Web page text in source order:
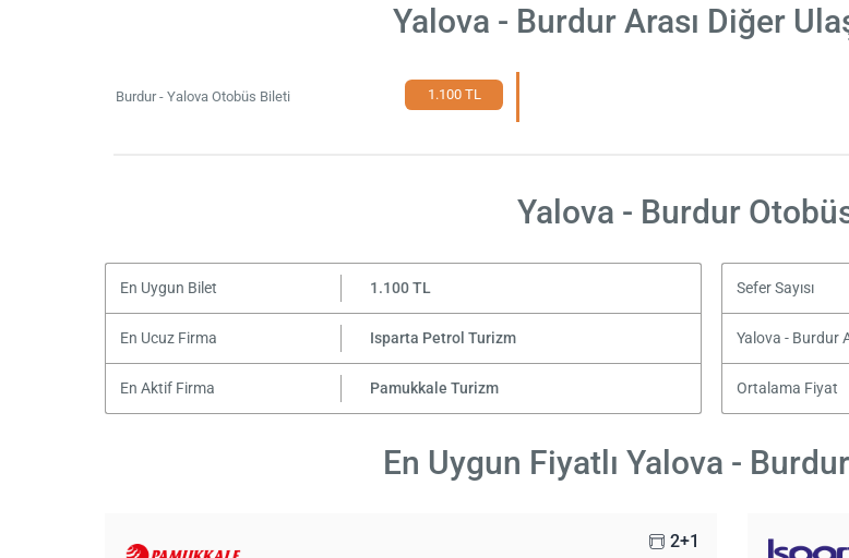
Yalova - Burdur Arası Diğer
Burdur - Yalova Otobüs Bileti 1.100 TL
Yalova - Burdur
En Uygun Bilet 1.100 TL Sefer Sayısı
En Ucuz Firma Isparta Petrol Turizm Yalova - Burdur
En Aktif Firma Pamukkale Turizm Ortalama Fiyat
En Uygun Fiyatlı Yalova -
2+1